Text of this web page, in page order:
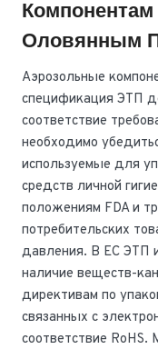
Оловянным
Аэрозольные
спецификация ЭТП
соответствие
необходимо
используемые для
средств личной
положениям FDA и
потребительских
давления. В ЕС ЭТП
наличие веществ-
директивам по
связанных с
соответствие